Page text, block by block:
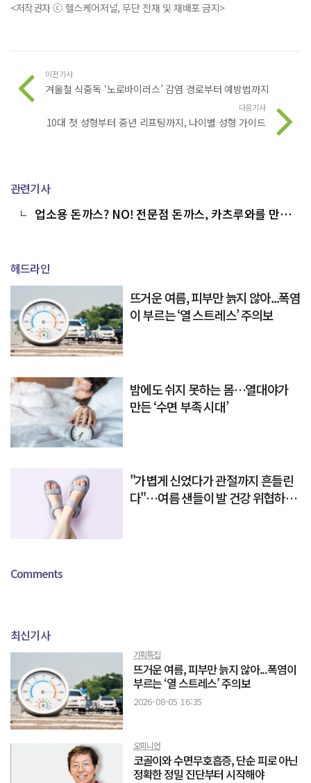
<저작권자 ⓒ 헬스케어저널, 무단 전재 및 재배포 금지>
이전기사
겨울철 식중독 ‘노로바이러스’ 감염 경로부터 예방법까지
다음기사
10대 첫 성형부터 중년 리프팅까지, 나이별 성형 가이드
관련기사
업소용 돈까스? NO! 전문점 돈까스, 카츠루와를 만나
헤드라인
뜨거운 여름, 피부만 늙지 않아...폭염
이 부르는 ‘열 스트레스’ 주의보
밤에도 쉬지 못하는 몸…열대야가
만든 ‘수면 부족 시대’
"가볍게 신었다가 관절까지 흔들린
다"…여름 샌들이 발 건강 위협하는
Comments
최신기사
기획특집
뜨거운 여름, 피부만 늙지 않아...폭염이
부르는 ‘열 스트레스’ 주의보
2026-08-05 16:35
오피니언
코골이와 수면무호흡증, 단순 피로 아닌
정확한 정밀 진단부터 시작해야